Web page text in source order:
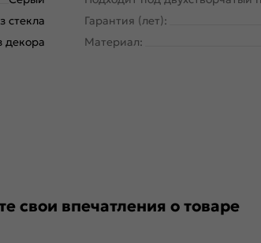
стекла
декора
Гарантия (лет):
Материал:
свои впечатления о товаре